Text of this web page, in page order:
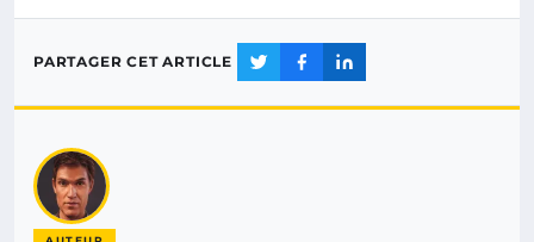
PARTAGER CET ARTICLE